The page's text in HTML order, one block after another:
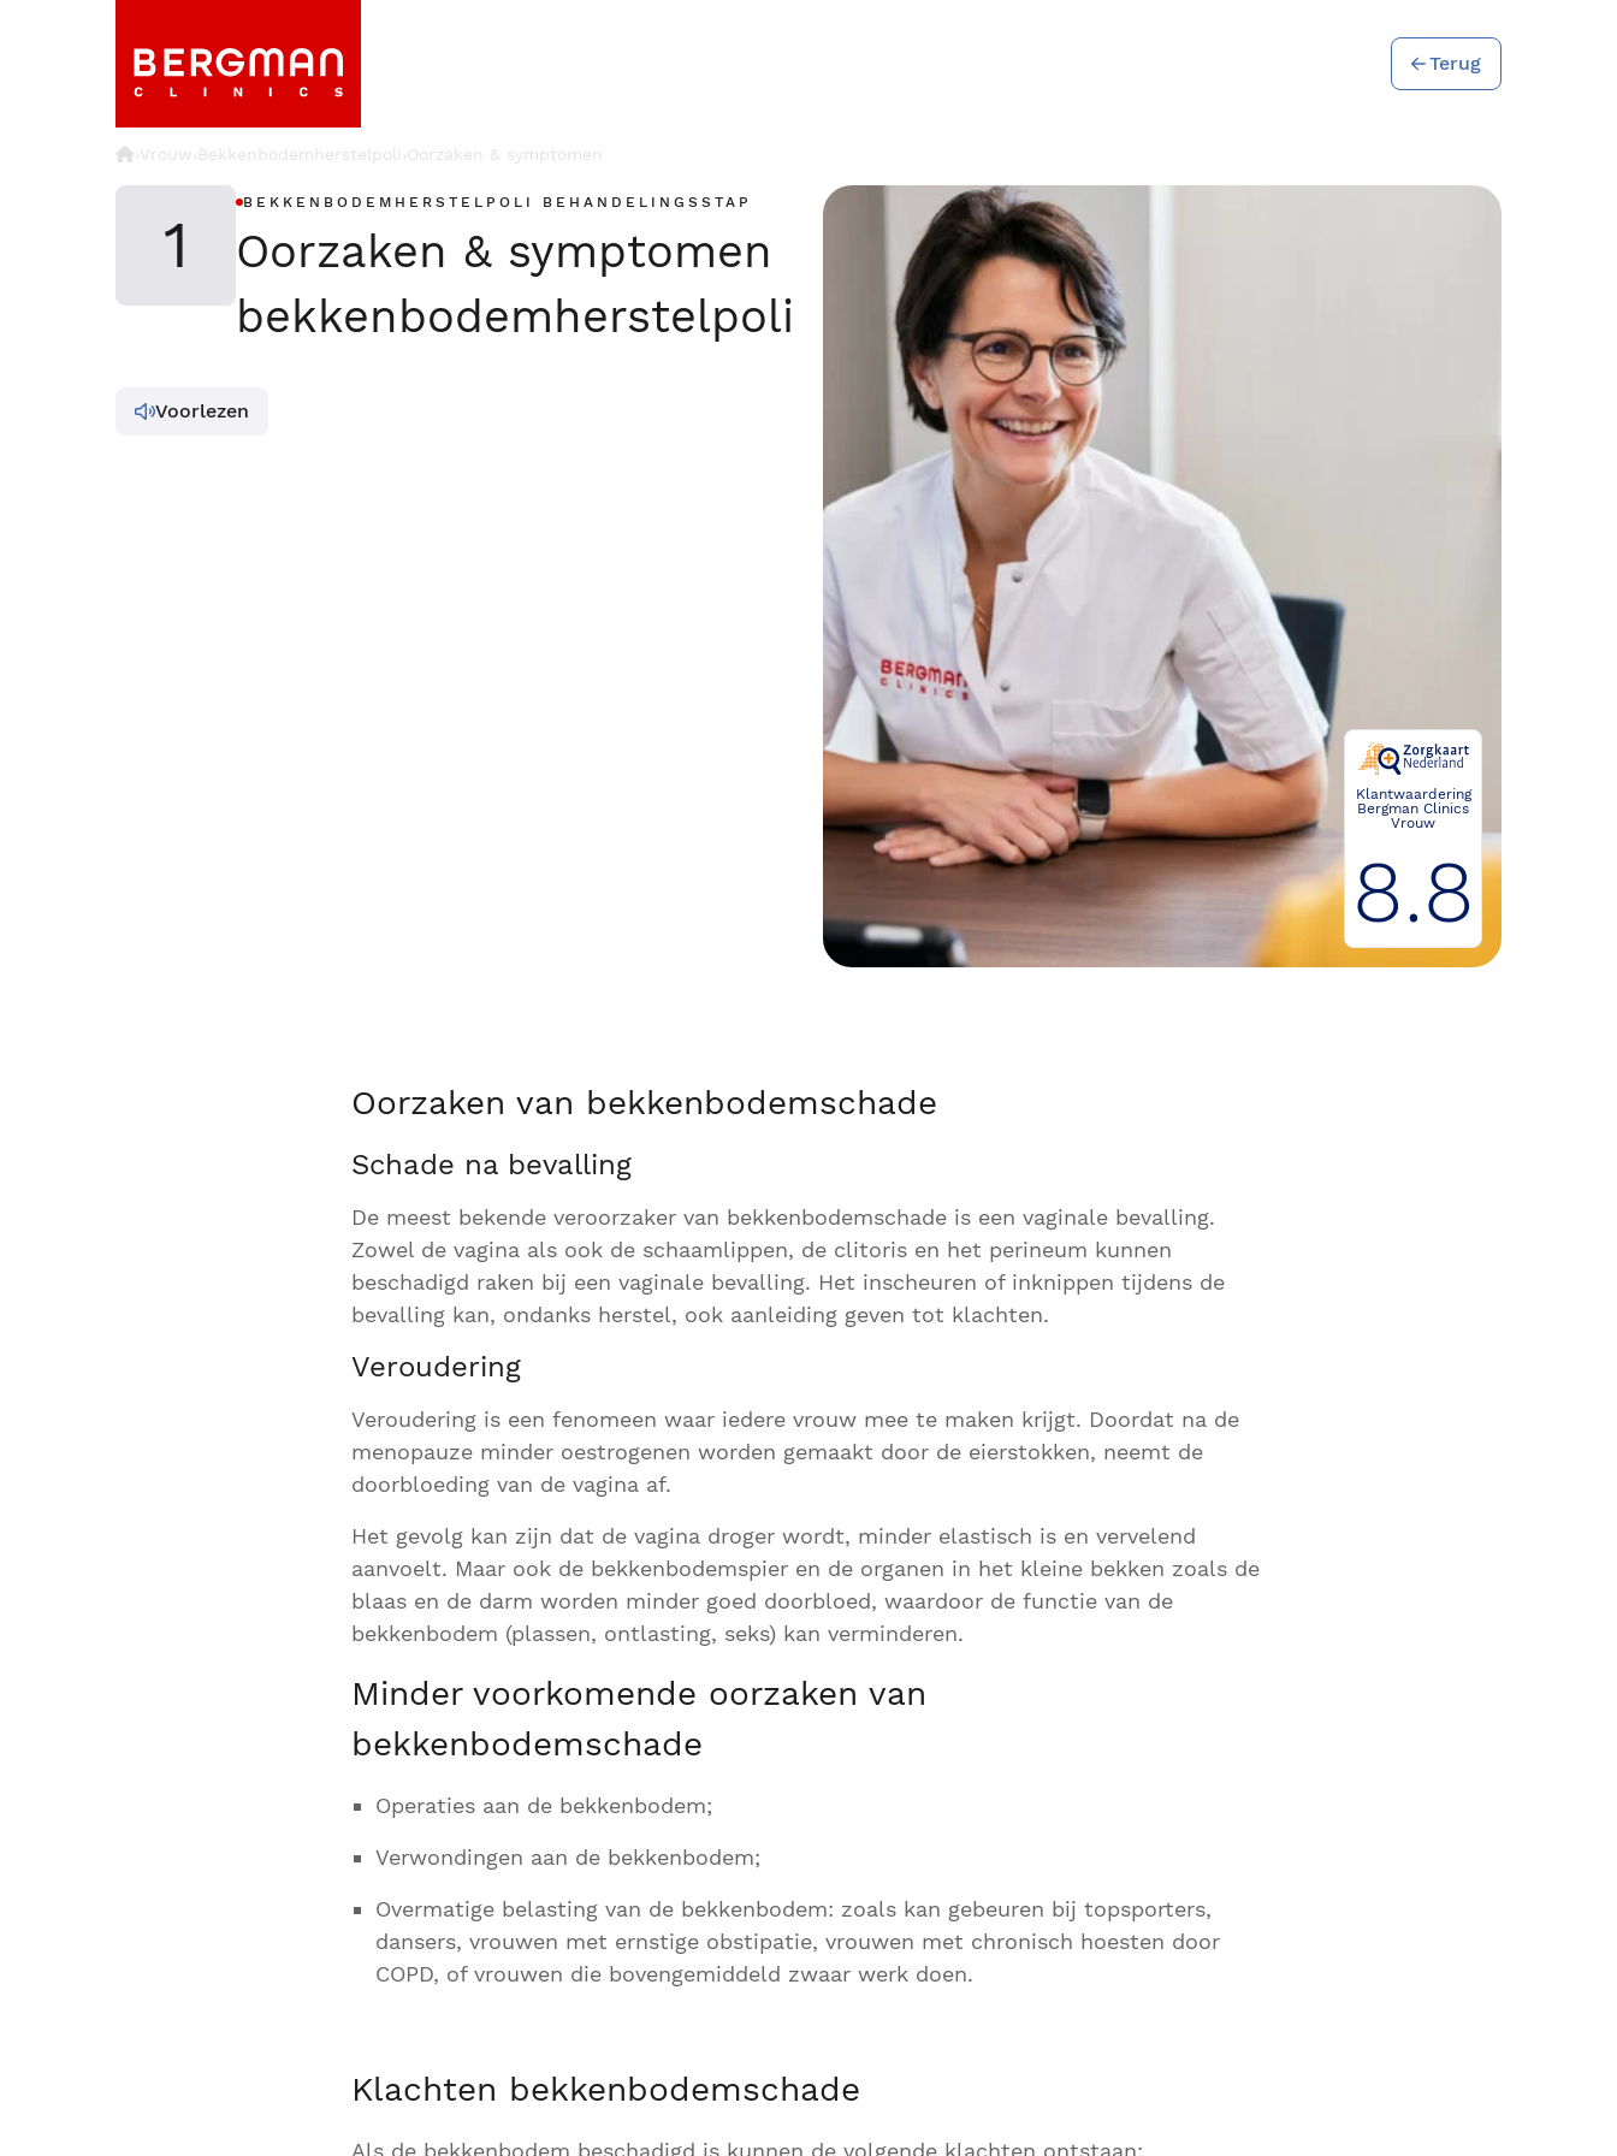
Terug
›Vrouw›Bekkenbodemherstelpoli ›Oorzaken & symptomen
1
BEKKENBODEMHERSTELPOLI BEHANDELINGSSTAP
Oorzaken & symptomen
bekkenbodemherstelpoli
Voorlezen
Klantwaardering
Bergman Clinics
Vrouw
8.8
Oorzaken van bekkenbodemschade
Schade na bevalling
De meest bekende veroorzaker van bekkenbodemschade is een vaginale bevalling.
Zowel de vagina als ook de schaamlippen, de clitoris en het perineum kunnen
beschadigd raken bij een vaginale bevalling. Het inscheuren of inknippen tijdens de
bevalling kan, ondanks herstel, ook aanleiding geven tot klachten.
Veroudering
Veroudering is een fenomeen waar iedere vrouw mee te maken krijgt. Doordat na de
menopauze minder oestrogenen worden gemaakt door de eierstokken, neemt de
doorbloeding van de vagina af.
Het gevolg kan zijn dat de vagina droger wordt, minder elastisch is en vervelend
aanvoelt. Maar ook de bekkenbodemspier en de organen in het kleine bekken zoals de
blaas en de darm worden minder goed doorbloed, waardoor de functie van de
bekkenbodem (plassen, ontlasting, seks) kan verminderen.
Minder voorkomende oorzaken van
bekkenbodemschade
Operaties aan de bekkenbodem;
Verwondingen aan de bekkenbodem;
Overmatige belasting van de bekkenbodem: zoals kan gebeuren bij topsporters,
dansers, vrouwen met ernstige obstipatie, vrouwen met chronisch hoesten door
COPD, of vrouwen die bovengemiddeld zwaar werk doen.
Klachten bekkenbodemschade
Als de bekkenbodem beschadigd is kunnen de volgende klachten ontstaan: